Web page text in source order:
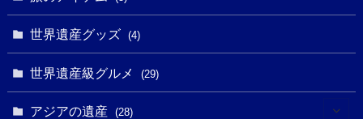
(18)
(1)
(5)
(19)
世界遺産グッズ (4)
世界遺産級グルメ (29)
アジアの遺産 (28)